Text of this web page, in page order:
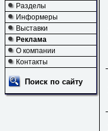
Разделы
Информеры
Выставки
Реклама
О компании
Контакты
Поиск по сайту